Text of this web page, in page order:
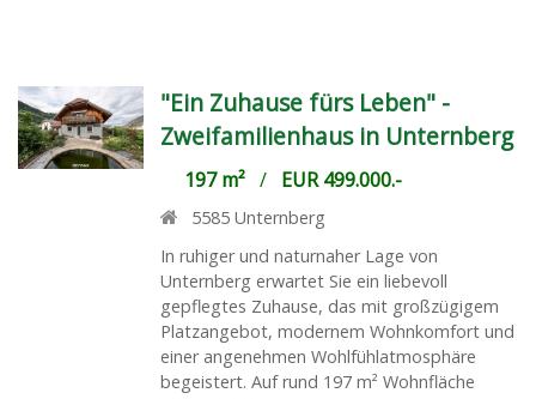
"Ein Zuhause fürs Leben" -
Zweifamilienhaus in Unternberg
197 m²/ EUR 499.000.-
5585 Unternberg
In ruhiger und naturnaher Lage von
Unternberg erwartet Sie ein liebevoll
gepflegtes Zuhause, das mit großzügigem
Platzangebot, modernem Wohnkomfort und
einer angenehmen Wohlfühlatmosphäre
begeistert. Auf rund 197 m² Wohnfläche